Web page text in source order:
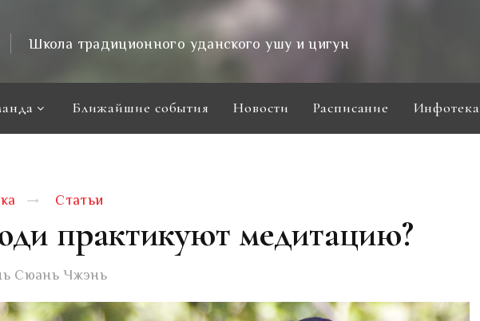
Школа традиционного уданского ушу и цигун
Ближайшие события Новости Расписание Инфотека
Статьи
практикуют медитацию?
Сюань Чжэнь